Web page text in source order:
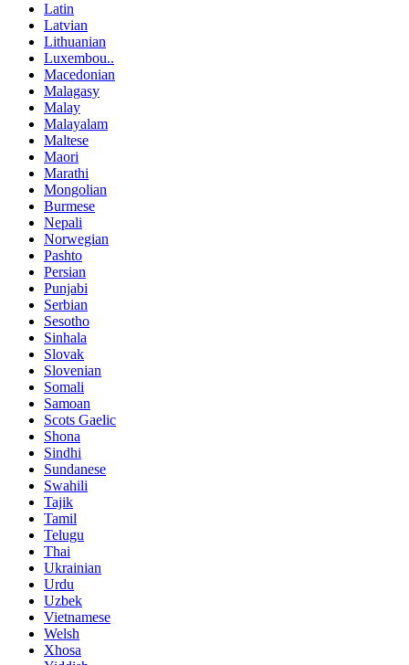
Latin
Latvian
Lithuanian
Luxembou..
Macedonian
Malagasy
Malay
Malayalam
Maltese
Maori
Marathi
Mongolian
Burmese
Nepali
Norwegian
Pashto
Persian
Punjabi
Serbian
Sesotho
Sinhala
Slovak
Slovenian
Somali
Samoan
Scots Gaelic
Shona
Sindhi
Sundanese
Swahili
Tajik
Tamil
Telugu
Thai
Ukrainian
Urdu
Uzbek
Vietnamese
Welsh
Xhosa